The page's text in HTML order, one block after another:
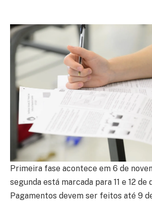
Primeira fase acontece em 6 de
segunda está marcada para 11 e 12 de
Pagamentos devem ser feitos até 9